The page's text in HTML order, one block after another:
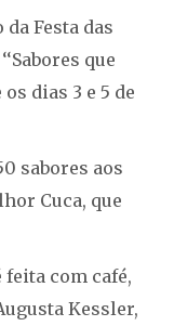
Festa das
que
dias 3 e 5 de
sabores aos
Cuca, que
feita com café,
Kessler,